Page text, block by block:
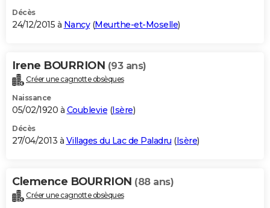
Décès
24/12/2015 à Nancy(Meurthe-et-Moselle)
Irene BOURRION (93 ans)
Créer une cagnotte obsèques
Naissance
05/02/1920 à Coublevie (Isère)
Décès
27/04/2013 à Villages du Lac de Paladru (Isère)
Clemence BOURRION (88 ans)
Créer une cagnotte obsèques